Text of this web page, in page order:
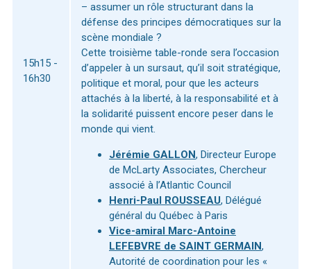
15h15 -
16h30
– assumer un rôle structurant dans la
défense des principes démocratiques sur la
scène mondiale ?
Cette troisième table-ronde sera l’occasion
d’appeler à un sursaut, qu’il soit stratégique,
politique et moral, pour que les acteurs
attachés à la liberté, à la responsabilité et à
la solidarité puissent encore peser dans le
monde qui vient.
Jérémie GALLON, Directeur Europe
de McLarty Associates, Chercheur
associé à l’Atlantic Council
Henri-Paul ROUSSEAU, Délégué
général du Québec à Paris
Vice-amiral Marc-Antoine
LEFEBVRE de SAINT GERMAIN,
Autorité de coordination pour les «